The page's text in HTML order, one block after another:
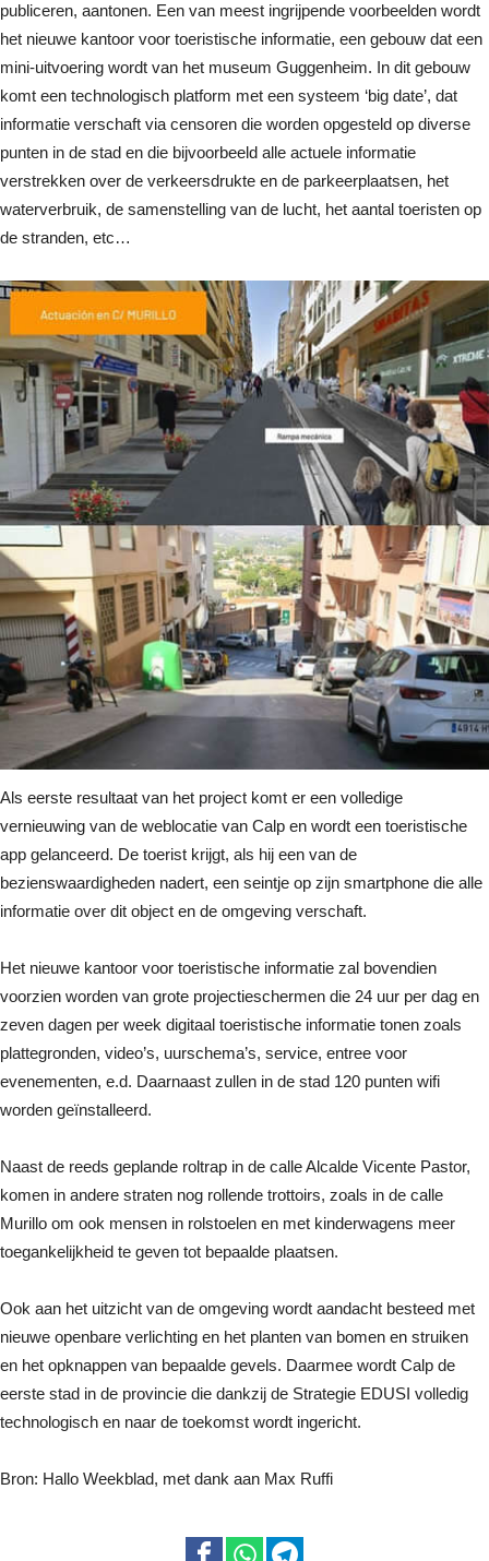
publiceren, aantonen. Een van meest ingrijpende voorbeelden wordt
het nieuwe kantoor voor toeristische informatie, een gebouw dat een
mini-uitvoering wordt van het museum Guggenheim. In dit gebouw
komt een technologisch platform met een systeem ‘big date’, dat
informatie verschaft via censoren die worden opgesteld op diverse
punten in de stad en die bijvoorbeeld alle actuele informatie
verstrekken over de verkeersdrukte en de parkeerplaatsen, het
waterverbruik, de samenstelling van de lucht, het aantal toeristen op
de stranden, etc…
Als eerste resultaat van het project komt er een volledige
vernieuwing van de weblocatie van Calp en wordt een toeristische
app gelanceerd. De toerist krijgt, als hij een van de
bezienswaardigheden nadert, een seintje op zijn smartphone die alle
informatie over dit object en de omgeving verschaft.
Het nieuwe kantoor voor toeristische informatie zal bovendien
voorzien worden van grote projectieschermen die 24 uur per dag en
zeven dagen per week digitaal toeristische informatie tonen zoals
plattegronden, video’s, uurschema’s, service, entree voor
evenementen, e.d. Daarnaast zullen in de stad 120 punten wifi
worden geïnstalleerd.
Naast de reeds geplande roltrap in de calle Alcalde Vicente Pastor,
komen in andere straten nog rollende trottoirs, zoals in de calle
Murillo om ook mensen in rolstoelen en met kinderwagens meer
toegankelijkheid te geven tot bepaalde plaatsen.
Ook aan het uitzicht van de omgeving wordt aandacht besteed met
nieuwe openbare verlichting en het planten van bomen en struiken
en het opknappen van bepaalde gevels. Daarmee wordt Calp de
eerste stad in de provincie die dankzij de Strategie EDUSI volledig
technologisch en naar de toekomst wordt ingericht.
Bron: Hallo Weekblad, met dank aan Max Ruffi